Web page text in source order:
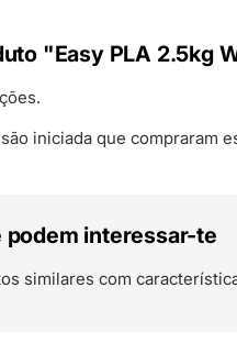
"Easy PLA 2.5kg
iniciada que compraram
podem interessar-te
similares com